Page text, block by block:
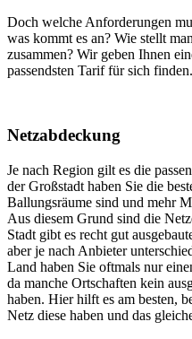
Doch welche Anforderungen
was kommt es an? Wie stellt
zusammen? Wir geben Ihnen
passendsten Tarif für sich finden.
Netzabdeckung
Je nach Region gilt es die
der Großstadt haben Sie die
Ballungsräume sind und mehr
Aus diesem Grund sind die
Stadt gibt es recht gut
aber je nach Anbieter
Land haben Sie oftmals nur
da manche Ortschaften kein
haben. Hier hilft es am besten,
Netz diese haben und das